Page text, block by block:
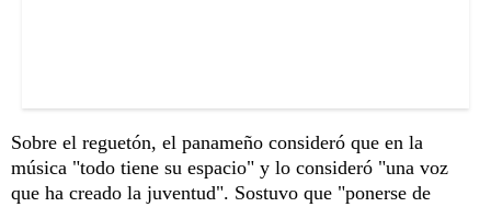
Sobre el reguetón, el panameño consideró que en la
música "todo tiene su espacio" y lo consideró "una voz
que ha creado la juventud". Sostuvo que "ponerse de